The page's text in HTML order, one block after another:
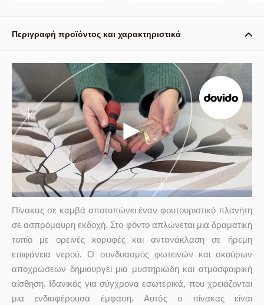
Περιγραφή προϊόντος και χαρακτηριστικά
Πίνακας σε καμβά αποτυπώνει έναν φουτουριστικό πλανήτη
σε ασπρόμαυρη εκδοχή. Στο φόντο απλώνεται μια δραματική
τοπίο με ορεινές κορυφές και αντανάκλαση σε ήρεμη
επιφάνεια νερού. Ο συνδυασμός φωτεινών και σκούρων
αποχρώσεων δημιουργεί μια μυστηριώδη και ατμοσφαιρική
αίσθηση. Ιδανικός για σύγχρονα εσωτερικά, που χρειάζονται
μια ενδιαφέρουσα έμφαση. Αυτός ο πίνακας είναι